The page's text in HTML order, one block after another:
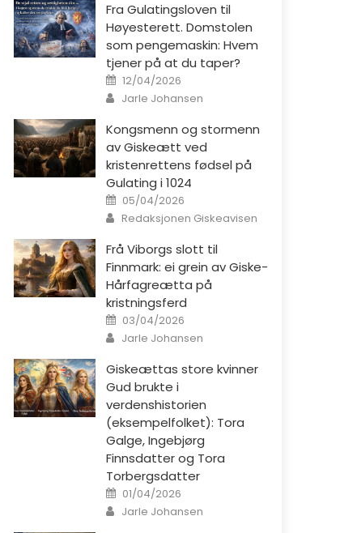
Fra Gulatingsloven til
Høyesterett. Domstolen
som pengemaskin: Hvem
tjener på at du taper?
Posted on
12/04/2026
Author
Jarle Johansen
Kongsmenn og stormenn
av Giskeætt ved
kristenrettens fødsel på
Gulating i 1024
Posted on
05/04/2026
Author
Redaksjonen Giskeavisen
Frå Viborgs slott til
Finnmark: ei grein av Giske-
Hårfagreætta på
kristningsferd
Posted on
03/04/2026
Author
Jarle Johansen
Giskeættas store kvinner
Gud brukte i
verdenshistorien
(eksempelfolket): Tora
Galge, Ingebjørg
Finnsdatter og Tora
Torbergsdatter
Posted on
01/04/2026
Author
Jarle Johansen